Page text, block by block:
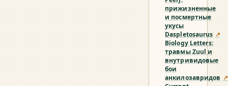
прижизненные
и посмертные
укусы
Daspletosaurus ↗
Biology Letters:
травмы Zuul и
внутривидовые
бои
анкилозавридов ↗